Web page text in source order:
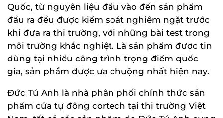
Quốc, từ nguyên liệu đầu vào đến sản phẩm
đầu ra đều được kiểm soát nghiêm ngặt trước
khi đưa ra thị trường, với những bài test trong
môi trường khắc nghiệt. Là sản phẩm được tin
dùng tại nhiều công trình trọng điểm quốc
gia, sản phẩm được ưa chuộng nhất hiện nay.
Đức Tú Anh là nhà phân phối chính thức sản
phẩm cửa tự động cortech tại thị trường Việt